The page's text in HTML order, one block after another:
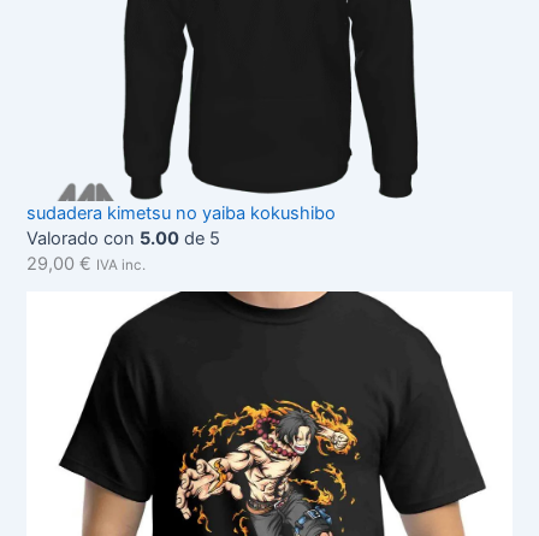
sudadera kimetsu no yaiba kokushibo
Valorado con 5.00 de 5
29,00€ IVA inc.